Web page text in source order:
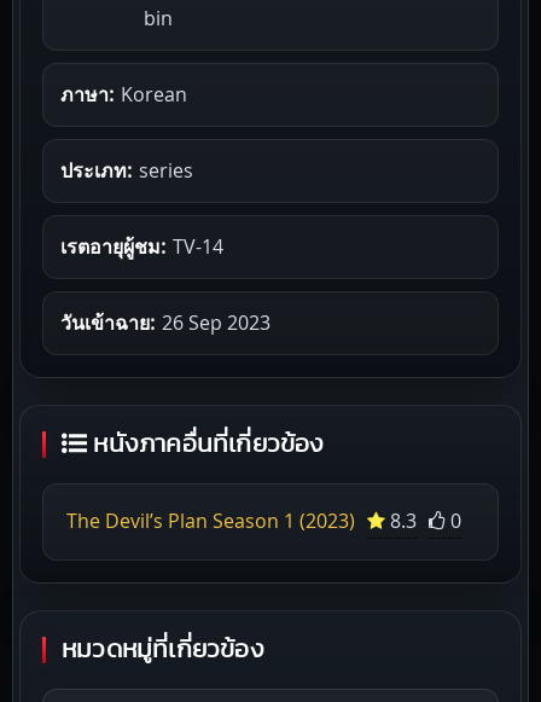
bin
ภาษา: Korean
ประเภท: series
เรตอายุผู้ชม: TV-14
วันเข้าฉาย: 26 Sep 2023
หนังภาคอื่นที่เกี่ยวข้อง
The Devil’s Plan Season 1 (2023) 8.3 0
หมวดหมู่ที่เกี่ยวข้อง